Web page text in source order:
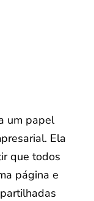
um papel
Ela
que todos
página e